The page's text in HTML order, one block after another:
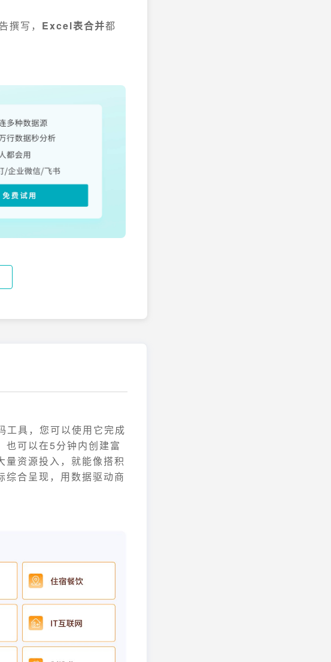
撰写， Excel表合并都
工具，您可以使用它完成
也可以在5分钟内创建富
量资源投入，就能像搭积
综合呈现，用数据驱动商